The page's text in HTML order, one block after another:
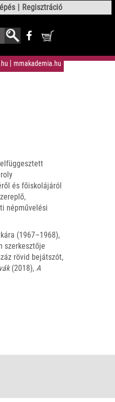
Regisztráció
mmakademia.hu
és főiskolájáról
népművelési
(1967–1968),
szerkesztője
rövid bejátszót,
(2018), A